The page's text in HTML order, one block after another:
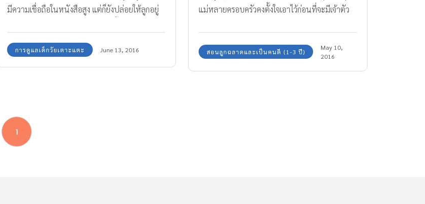
มีความเชื่อถือในหนังสือสูง แต่ก็ยังปล่อยให้ลูกอยู่
ตั้งแต่ลูกอายุ 0-12 ขวบ จำนวน 1,041 คน
การดูแลเด็กวัยเตาะแตะ June 13, 2016
แม่หลายครอบครัวคงตั้งใจเอาไว้ก่อนที่จะมีเจ้าตัว
อื่นๆ ให้ลูกเล่นก็มักจะคิดในใจว่า “ไม่รู้หรือไงว่ามัน
ไม่ดี”
สอนลูกฉลาดและเป็นคนดี (1-3 ปี)
May 10,
2016
1